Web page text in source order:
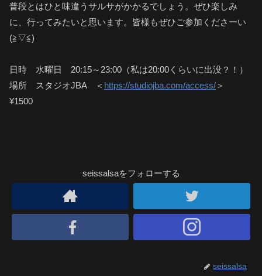
普段とはひと味違うサルサがかかるでしょう。ぜひ楽しみ
に、行ってみたいと思います。皆様もぜひご参加くださーい
(≧▽≦)
日時 水曜日 20:15～23:00（私は20:00くらいに出没？！）
場所 スタジオJBA ＜ https://studiojba.com/access/＞
¥1500
seissalsaをフォローする
seissalsa